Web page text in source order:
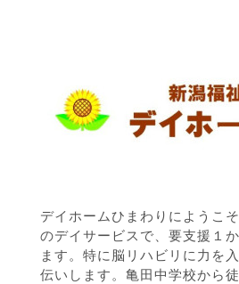
デイホームひまわりにようこ
のデイサービスで、要支援１
ます。特に脳リハビリに力を
伝いします。亀田中学校から